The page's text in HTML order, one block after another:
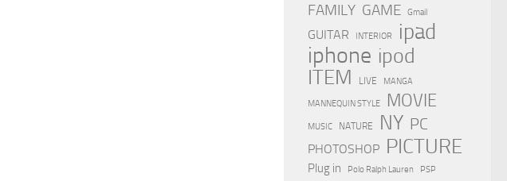
FAMILY GAME Gmail
GUITAR INTERIOR ipad
iphone ipod
ITEM
LIVE MANGA
MANNEQUIN STYLE MOVIE
MUSIC NATURE NY PC
PHOTOSHOP PICTURE
Plug in Polo Ralph Lauren
PSP